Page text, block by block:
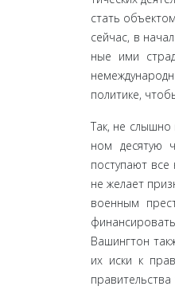
стать
сейчас, в
ные ими
политике,
Так, не
ном десятую
поступают
не желает
военным
Вашингтон
их иски к